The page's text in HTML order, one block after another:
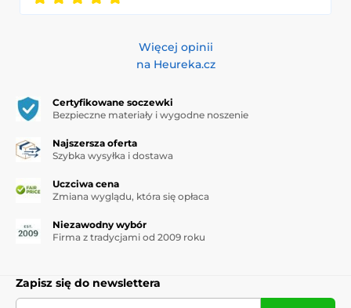
Więcej opinii
na Heureka.cz
Certyfikowane soczewki
Bezpieczne materiały i wygodne noszenie
Najszersza oferta
Szybka wysyłka i dostawa
Uczciwa cena
Zmiana wyglądu, która się opłaca
Niezawodny wybór
Firma z tradycjami od 2009 roku
Zapisz się do newslettera